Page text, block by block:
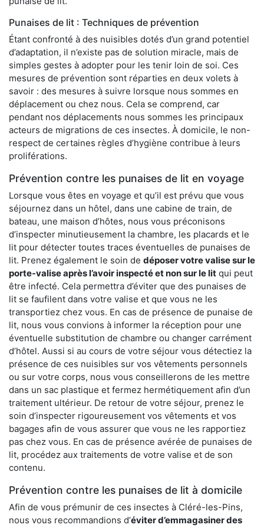
Punaises de lit : Techniques de prévention
Étant confronté à des nuisibles dotés d’un grand potentiel
d’adaptation, il n’existe pas de solution miracle, mais de
simples gestes à adopter pour les tenir loin de soi. Ces
mesures de prévention sont réparties en deux volets à
savoir : des mesures à suivre lorsque nous sommes en
déplacement ou chez nous. Cela se comprend, car
pendant nos déplacements nous sommes les principaux
acteurs de migrations de ces insectes. À domicile, le non-
respect de certaines règles d’hygiène contribue à leurs
proliférations.
Prévention contre les punaises de lit en voyage
Lorsque vous êtes en voyage et qu’il est prévu que vous
séjournez dans un hôtel, dans une cabine de train, de
bateau, une maison d’hôtes, nous vous préconisons
d’inspecter minutieusement la chambre, les placards et le
lit pour détecter toutes traces éventuelles de punaises de
lit. Prenez également le soin de déposer votre valise sur le
porte-valise après l’avoir inspecté et non sur le lit qui peut
être infecté. Cela permettra d’éviter que des punaises de
lit se faufilent dans votre valise et que vous ne les
transportiez chez vous. En cas de présence de punaise de
lit, nous vous convions à informer la réception pour une
éventuelle substitution de chambre ou changer carrément
d’hôtel. Aussi si au cours de votre séjour vous détectiez la
présence de ces nuisibles sur vos vêtements personnels
ou sur votre corps, nous vous conseillerons de les mettre
dans un sac plastique et fermez hermétiquement afin d’un
traitement ultérieur. De retour de votre séjour, prenez le
soin d’inspecter rigoureusement vos vêtements et vos
bagages afin de vous assurer que vous ne les rapportiez
pas chez vous. En cas de présence avérée de punaises de
lit, procédez aux traitements de votre valise et de son
contenu.
Prévention contre les punaises de lit à domicile
Afin de vous prémunir de ces insectes à Cléré-les-Pins,
nous vous recommandions d’éviter d’emmagasiner des